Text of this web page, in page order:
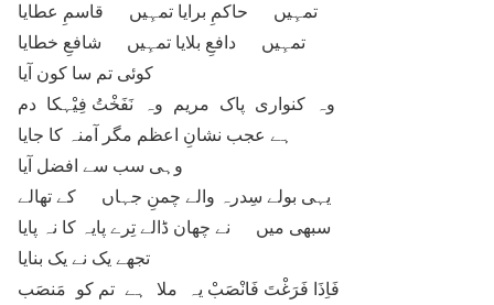
تمہِیں حاکمِ برایا تمہِیں قاسمِ عطایا
تمہِیں دافعِ بلایا تمہِیں شافعِ خطایا
کوئی تم سا کون آیا
وہ کنواری پاک مریم وہ نَفَخْتُ فِیْہکا دم
ہے عجب نشانِ اعظم مگر آمنہ کا جایا
وہی سب سے افضل آیا
یہی بولے سِدرہ والے چمنِ جہاں کے تھالے
سبھی میں نے چھان ڈالے تِرے پایہ کا نہ پایا
تجھے یک نے یک بنایا
فَاِذَا فَرَغْتَ فَانْصَبْ یہ ملا ہے تم کو مَنصَب